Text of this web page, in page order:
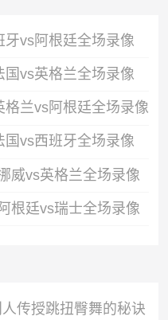
vs阿根廷全场录像
vs英格兰全场录像
兰vs阿根廷全场录像
vs西班牙全场录像
威vs英格兰全场录像
根廷vs瑞士全场录像
传授跳扭臀舞的秘诀